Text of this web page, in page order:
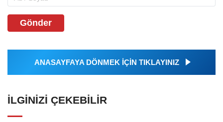
Gönder
ANASAYFAYA DÖNMEK İÇİN TIKLAYINIZ
İLGINIZI ÇEKEBILIR